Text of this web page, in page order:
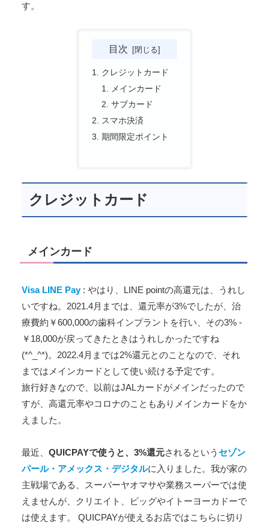
す。
目次
クレジットカード
メインカード
サブカード
スマホ決済
期間限定ポイント
クレジットカード
メインカード
Visa LINE Pay: やはり、LINE pointの高還元は、うれし
いですね。2021.4月までは、還元率が3%でしたが、治
療費約￥600,000の歯科インプラントを行い、その3% -
￥18,000が戻ってきたときはうれしかったですね
(*^_^*)。2022.4月までは2%還元とのことなので、それ
まではメインカードとして使い続ける予定です。
旅行好きなので、以前はJALカードがメインだったので
すが、高還元率やコロナのこともありメインカードをか
えました。
最近、 QUICPAYで使うと、3%還元されるという セゾン
パール・アメックス・デジタルに入りました。我が家の
主戦場である、スーパーヤオマサや業務スーパーでは使
えませんが、クリエイト、ビッグやイトーヨーカドーで
は使えます。 QUICPAYが使えるお店ではこちらに切り